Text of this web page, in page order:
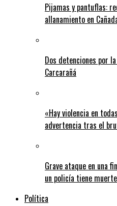
Pijamas y pantuflas:
allanamiento en
Dos detenciones por
Carcarañá
«Hay violencia en
advertencia tras el
Grave ataque en una
un policía tiene
Política